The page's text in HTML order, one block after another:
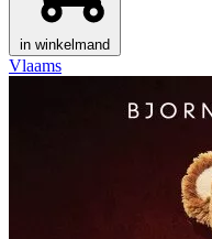
in winkelmand
Vlaams